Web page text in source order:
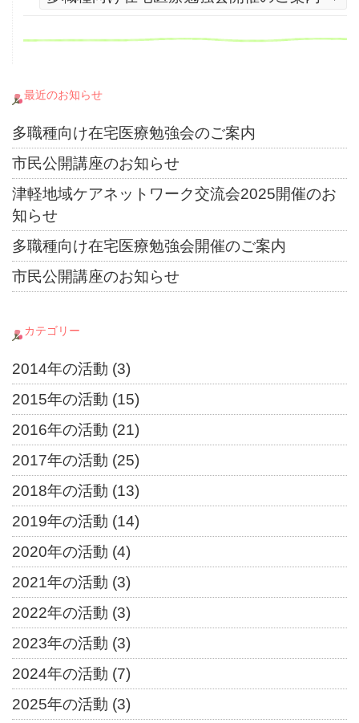
最近のお知らせ
多職種向け在宅医療勉強会のご案内
市民公開講座のお知らせ
津軽地域ケアネットワーク交流会2025開催のお
知らせ
多職種向け在宅医療勉強会開催のご案内
市民公開講座のお知らせ
カテゴリー
2014年の活動 (3)
2015年の活動 (15)
2016年の活動 (21)
2017年の活動 (25)
2018年の活動 (13)
2019年の活動 (14)
2020年の活動 (4)
2021年の活動 (3)
2022年の活動 (3)
2023年の活動 (3)
2024年の活動 (7)
2025年の活動 (3)